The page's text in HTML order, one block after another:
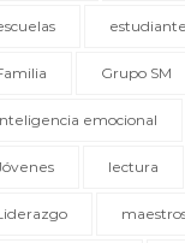
Grupo SM
emocional
lectura